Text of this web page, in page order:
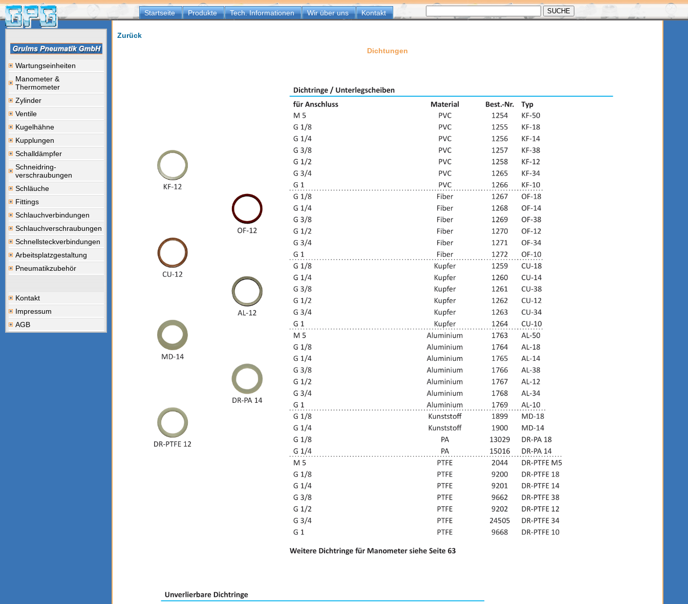
Startseite Produkte Tech. Informationen Wir über uns Kontakt
Wartungseinheiten
Manometer &
Thermometer
Zylinder
Ventile
Kugelhähne
Kupplungen
Schalldämpfer
Schneidring-
verschraubungen
Schläuche
Fittings
Schlauchverbindungen
Schlauchverschraubungen
Schnellsteckverbindungen
Arbeitsplatzgestaltung
Pneumatikzubehör
Kontakt
Impressum
AGB
Zurück
Dichtungen